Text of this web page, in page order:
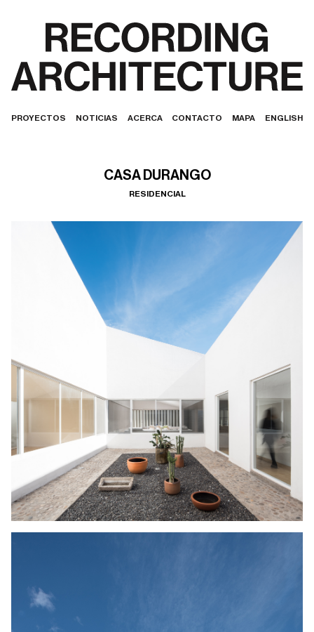
PROYECTOS NOTICIAS ACERCA CONTACTO MAPA ENGLISH
CASA DURANGO
RESIDENCIAL